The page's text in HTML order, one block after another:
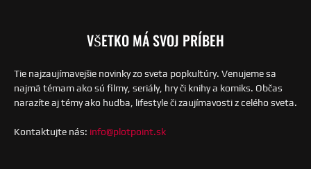
VŠETKO MÁ SVOJ PRÍBEH
Tie najzaujímavejšie novinky zo sveta popkultúry. Venujeme sa
najmä témam ako sú filmy, seriály, hry či knihy a komiks. Občas
narazíte aj témy ako hudba, lifestyle či zaujímavosti z celého sveta.
Kontaktujte nás: info@plotpoint.sk